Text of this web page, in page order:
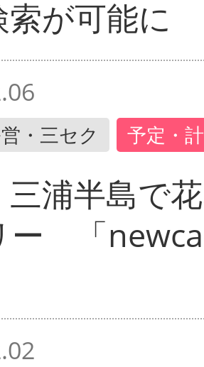
が可能に
・三セク 予定・
浦半島で
ー 「